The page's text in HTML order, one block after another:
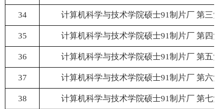
34 计算机科学与技术学院硕士91制片厂 第三
35 计算机科学与技术学院硕士91制片厂 第四
36 计算机科学与技术学院硕士91制片厂 第五
37 计算机科学与技术学院硕士91制片厂 第六
38 计算机科学与技术学院硕士91制片厂 第七